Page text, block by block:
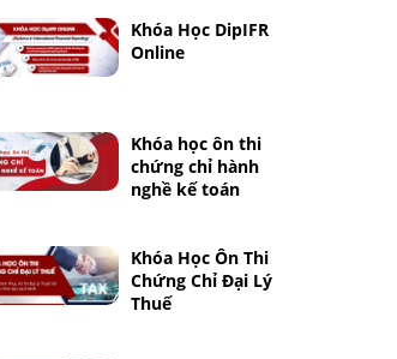
Khóa Học DipIFR
Online
Khóa học ôn thi
chứng chỉ hành
nghề kế toán
Khóa Học Ôn Thi
Chứng Chỉ Đại Lý
Thuế